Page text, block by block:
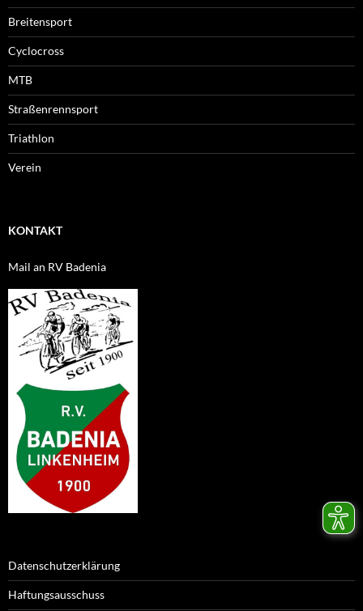
Breitensport
Cyclocross
MTB
Straßenrennsport
Triathlon
Verein
KONTAKT
Mail an RV Badenia
Datenschutzerklärung
Haftungsausschuss